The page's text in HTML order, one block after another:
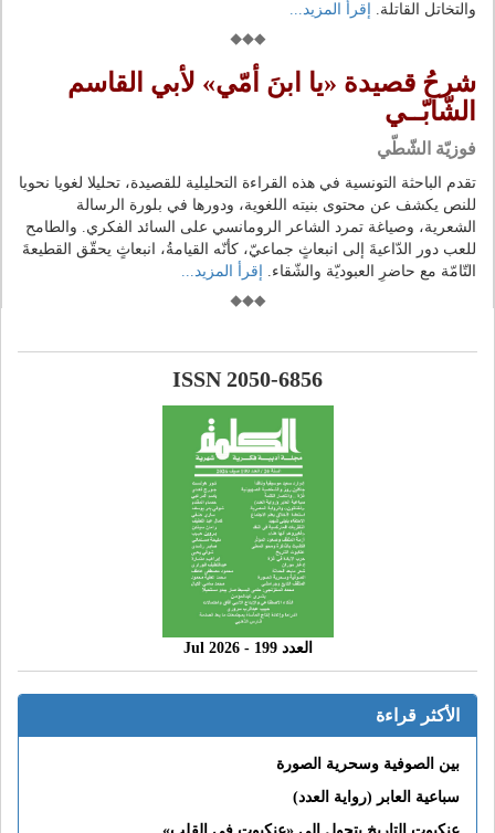
والتخاتل القاتلة.
إقرأ المزيد...
شرحُ قصيدة «يا ابنَ أمّي» لأبي القاسم
الشّابّــي
فوزيّة الشّطّي
تقدم الباحثة التونسية في هذه القراءة التحليلية للقصيدة، تحليلا لغويا نحويا
للنص يكشف عن محتوى بنيته اللغوية، ودورها في بلورة الرسالة
الشعرية، وصياغة تمرد الشاعر الرومانسي على السائد الفكري. والطامح
للعب دور الدّاعيةَ إلى انبعاثٍ جماعيّ، كأنّه القيامةُ، انبعاثٍ يحقّق القطيعةَ
التّامّة مع حاضرِ العبوديّة والشّقاء.
إقرأ المزيد...
ISSN 2050-6856
العدد 199 - 2026 Jul
الأكثر قراءة
بين الصوفية وسحرية الصورة
سباعية العابر (رواية العدد)